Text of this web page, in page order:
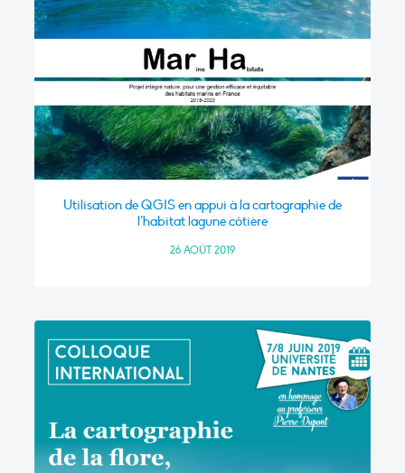
Utilisation de QGIS en appui à la cartographie de
l’habitat lagune côtière
26 AOÛT 2019